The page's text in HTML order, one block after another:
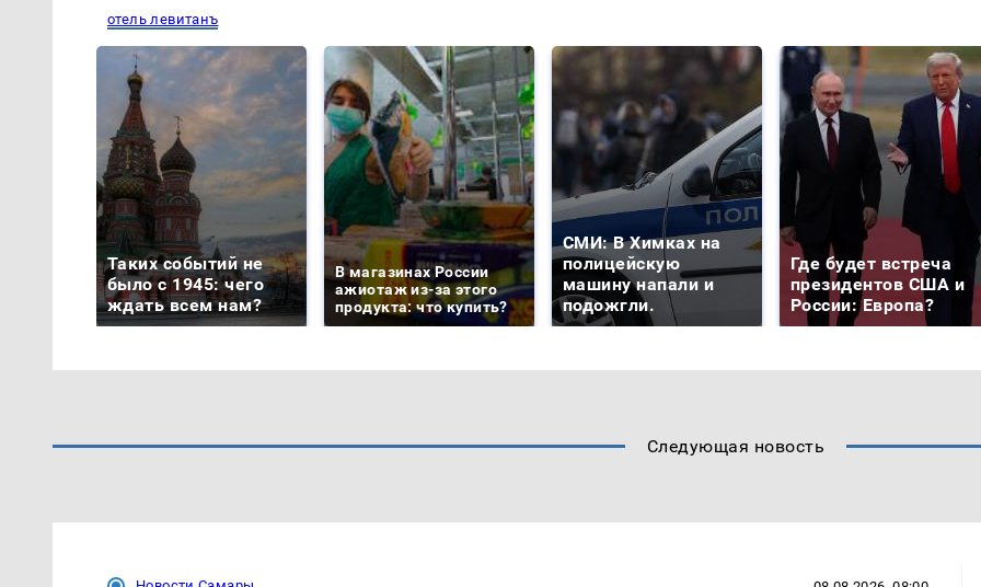
отель левитанъ
Таких событий не
было с 1945: чего
ждать всем нам?
В магазинах России
ажиотаж из-за этого
продукта: что купить?
СМИ: В Химках на
полицейскую
машину напали и
подожгли.
Где будет встреча
президентов США и
России: Европа?
Следующая новость